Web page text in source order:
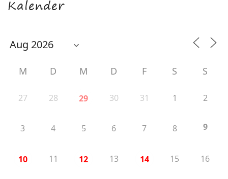
Kalender
M D M D F S S
27 28 29 30 31 1 2
3 4 5 6 7 8 9
10 11 12 13 14 15 16